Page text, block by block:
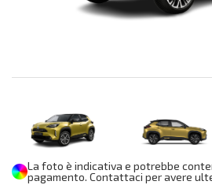
La foto è indicativa e potrebbe
pagamento. Contattaci per avere